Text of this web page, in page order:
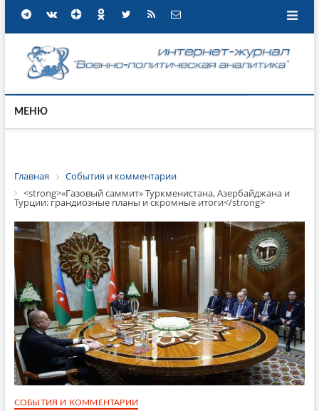
МЕНЮ
Главная
События и комментарии
<strong>«Газовый саммит» Туркменистана, Азербайджана и
Турции: грандиозные планы и скромные итоги</strong>
СОБЫТИЯ И КОММЕНТАРИИ